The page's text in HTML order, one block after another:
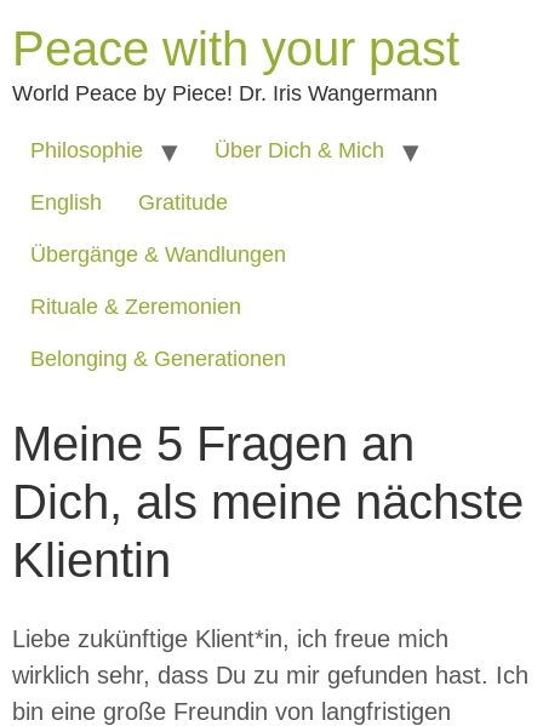
Peace with your past
World Peace by Piece! Dr. Iris Wangermann
Philosophie Über Dich & Mich
English Gratitude
Übergänge & Wandlungen
Rituale & Zeremonien
Belonging & Generationen
Meine 5 Fragen an
Dich, als meine nächste
Klientin
Liebe zukünftige Klient*in, ich freue mich
wirklich sehr, dass Du zu mir gefunden hast. Ich
bin eine große Freundin von langfristigen